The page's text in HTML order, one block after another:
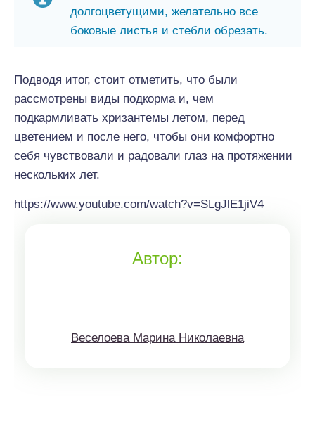
долгоцветущими, желательно все
боковые листья и стебли обрезать.
Подводя итог, стоит отметить, что были
рассмотрены виды подкорма и, чем
подкармливать хризантемы летом, перед
цветением и после него, чтобы они комфортно
себя чувствовали и радовали глаз на протяжении
нескольких лет.
https://www.youtube.com/watch?v=SLgJlE1jiV4
Автор:
Веселоева Марина Николаевна